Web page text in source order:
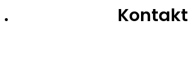
. Kontakt